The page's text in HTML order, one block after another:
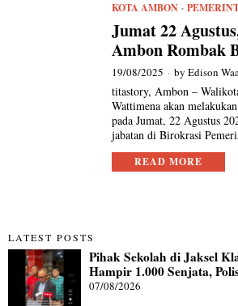
KOTA AMBON ·
Jumat 22
Ambon Rombak
19/08/2025 byEdison
titastory, Ambon –
Wattimena akan
pada Jumat, 22 Agustus
jabatan di Birokrasi
READ MORE
LATEST POSTS
Pihak Sekolah di Jaksel
Hampir 1.000 Senjata,
07/08/2026